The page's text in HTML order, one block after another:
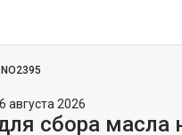
NO2395
августа 2026
сбора масла